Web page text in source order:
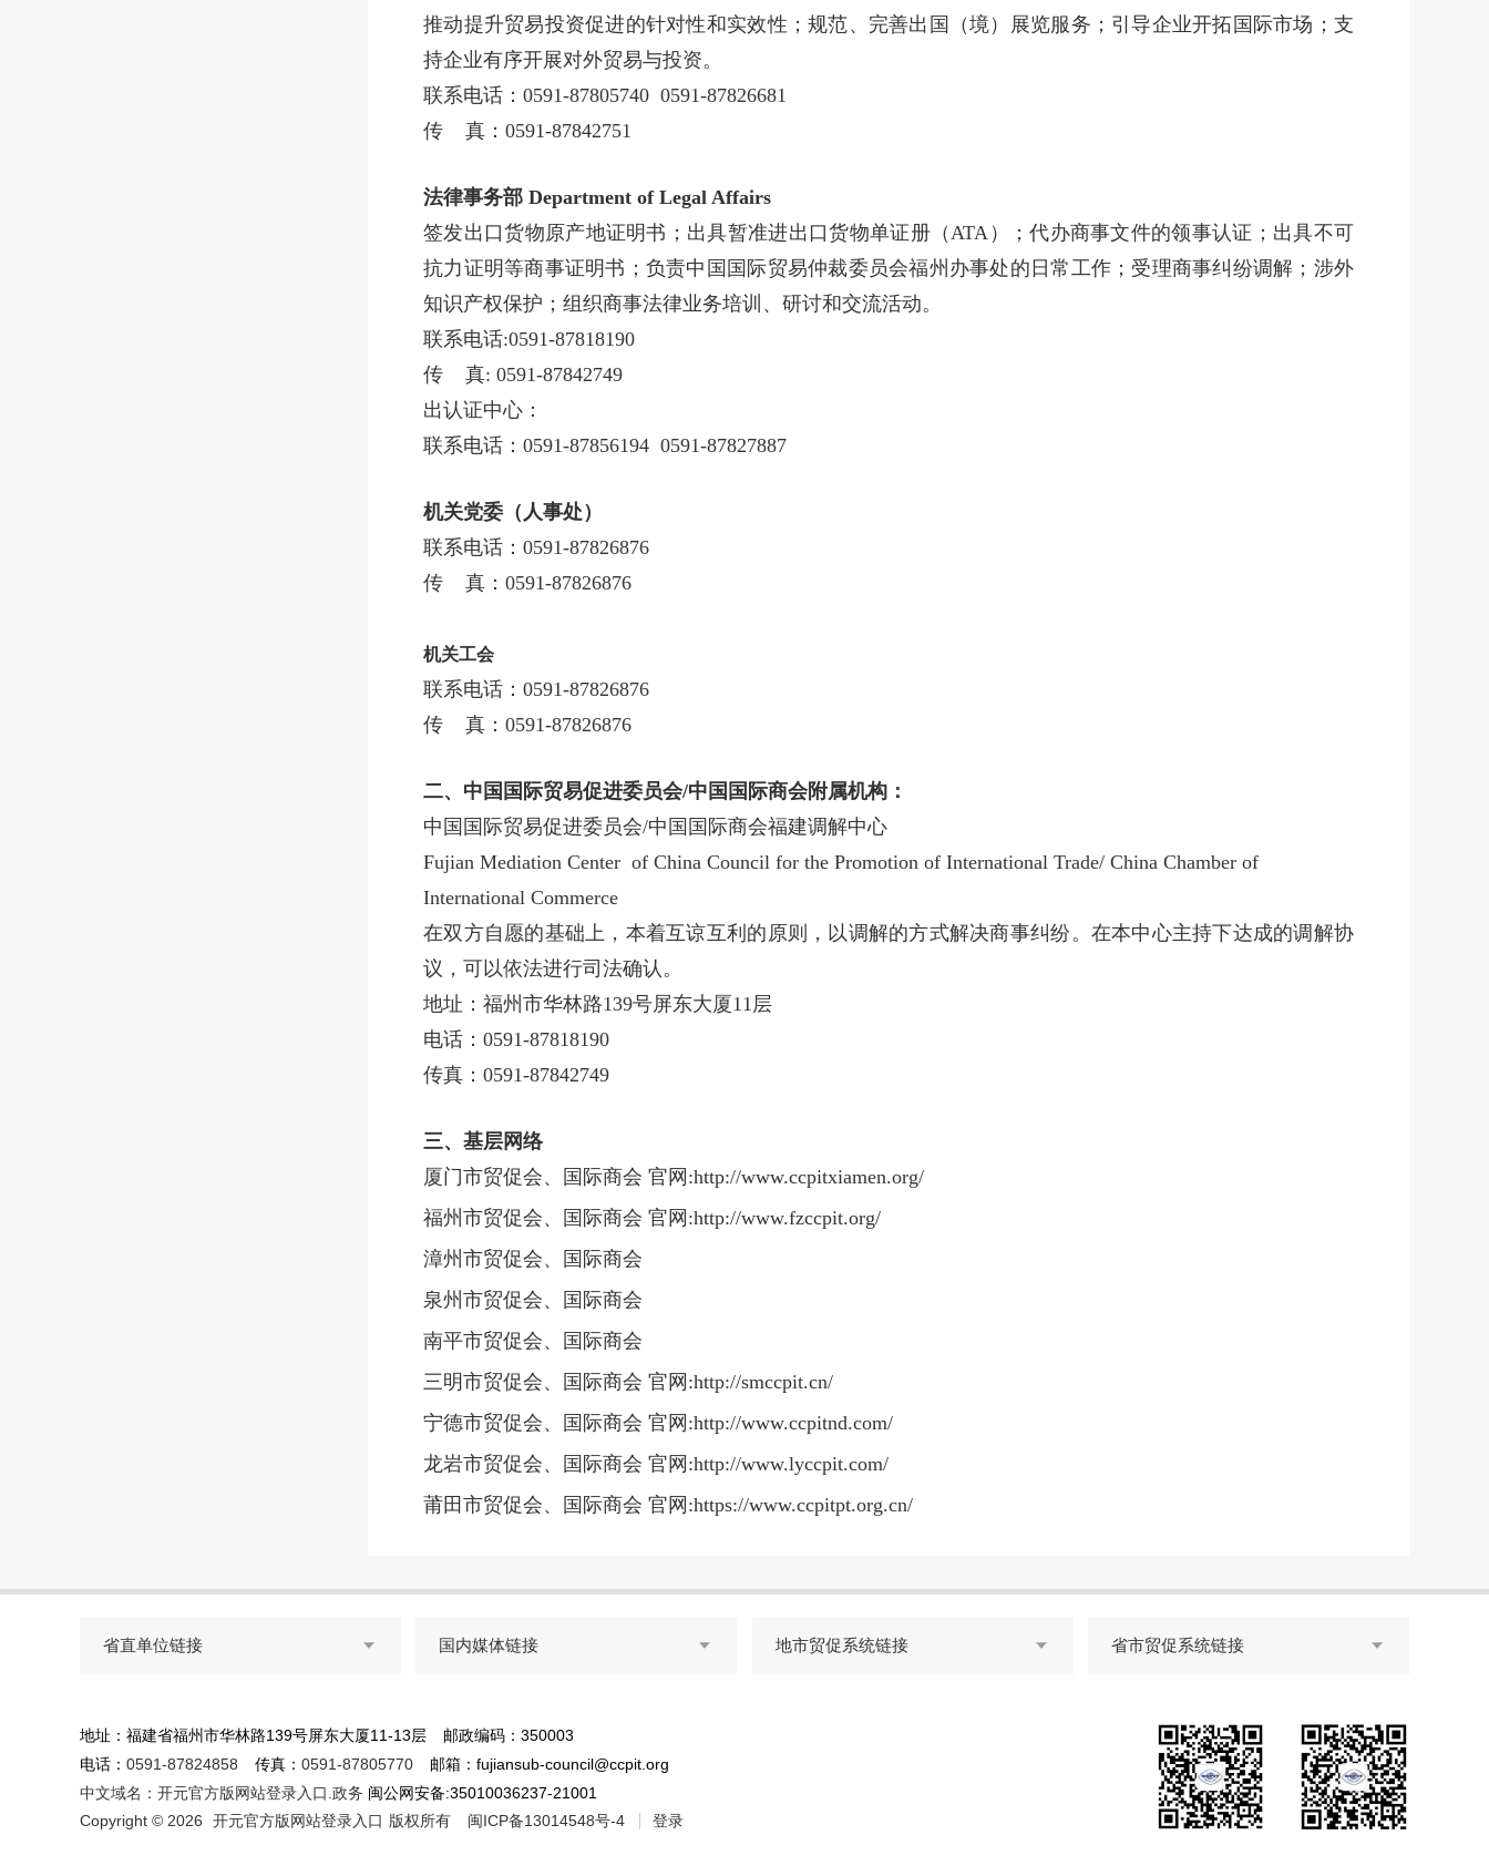
推动提升贸易投资促进的针对性和实效性；规范、完善出国（境）展览服务；引导企业开拓国际市场；支
持企业有序开展对外贸易与投资。
联系电话：0591-87805740 0591-87826681
传 真：0591-87842751
法律事务部 Department of Legal Affairs
签发出口货物原产地证明书；出具暂准进出口货物单证册（ATA）；代办商事文件的领事认证；出具不可
抗力证明等商事证明书；负责中国国际贸易仲裁委员会福州办事处的日常工作；受理商事纠纷调解；涉外
知识产权保护；组织商事法律业务培训、研讨和交流活动。
联系电话:0591-87818190
传 真: 0591-87842749
出认证中心：
联系电话：0591-87856194 0591-87827887
机关党委 （人事处）
联系电话：0591-87826876
传 真：0591-87826876
机关工会
联系电话：0591-87826876
传 真：0591-87826876
二、中国国际贸易促进委员会/中国国际商会附属机构：
中国国际贸易促进委员会/中国国际商会福建调解中心
Fujian Mediation Center of China Council for the Promotion of International Trade/ China Chamber of
International Commerce
在双方自愿的基础上，本着互谅互利的原则，以调解的方式解决商事纠纷。在本中心主持下达成的调解协
议，可以依法进行司法确认。
地址：福州市华林路139号屏东大厦11层
电话：0591-87818190
传真：0591-87842749
三、 基层网络
厦门市贸促会、国际商会 官 网:http://www.ccpitxiamen.org/
福州市贸促会、国际商会 官 网 :http://www.fzccpit.org/
漳州市贸促会、国际商会
泉州市贸促会、国际商会
南平市贸促会、国际商会
三明市贸促会、国际商会 官 网 :http://smccpit.cn/
宁德市贸促会、国际商会 官 网 :http://www.ccpitnd.com/
龙岩市贸促会、国际商会 官 网 :http://www.lyccpit.com/
莆田市贸促会、国际商会 官 网 :https://www.ccpitpt.org.cn/
省直单位链接  国内媒体链接  地市贸促系统链接  省市贸促系统链接 
地址：福建省福州市华林路139号屏东大厦11-13层
邮政编码：350003
电话： 0591-87824858 传真： 0591-87805770
邮箱：fujiansub-council@ccpit.org
中文域名：开元官方版网站登录入口.政务 闽公网安备:35010036237-21001
Copyright © 2026
开元官方版网站登录入口 版权所有 闽ICP备13014548号-4 登录